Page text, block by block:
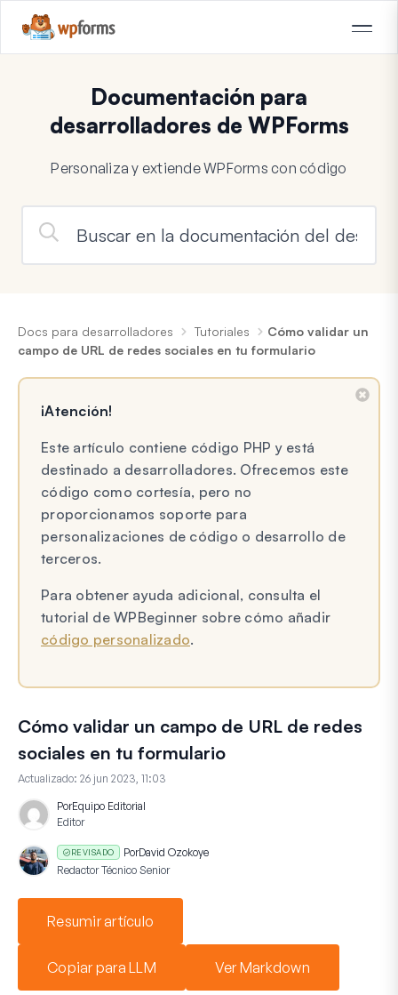
Documentación para
desarrolladores de WPForms
Personaliza y extiende WPForms con código
Docs para desarrolladores Tutoriales
Cómo validar un
campo de URL de redes sociales en tu formulario
¡Atención!
Este artículo contiene código PHP y está
destinado a desarrolladores. Ofrecemos este
código como cortesía, pero no
proporcionamos soporte para
personalizaciones de código o desarrollo de
terceros.
Para obtener ayuda adicional, consulta el
tutorial de WPBeginner sobre cómo añadir
código personalizado.
Cómo validar un campo de URL de redes
sociales en tu formulario
Actualizado: 26 jun 2023, 11:03
PorEquipo Editorial
Editor
REVISADO PorDavid Ozokoye
Redactor Técnico Senior
Resumir artículo
Copiar para LLM Ver Markdown